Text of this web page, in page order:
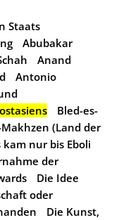
Staats
Abubakar
Anand
Antonio
Bled-es-
(Land der
kam nur bis Eboli
der
Die Idee
oder
Die Kunst,